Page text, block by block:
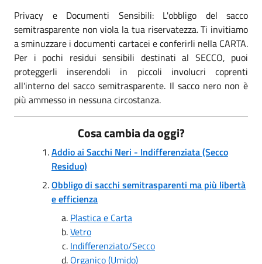
Privacy e Documenti Sensibili: L'obbligo del sacco
semitrasparente non viola la tua riservatezza. Ti invitiamo
a sminuzzare i documenti cartacei e conferirli nella CARTA.
Per i pochi residui sensibili destinati al SECCO, puoi
proteggerli inserendoli in piccoli involucri coprenti
all'interno del sacco semitrasparente. Il sacco nero non è
più ammesso in nessuna circostanza.
Cosa cambia da oggi?
Addio ai Sacchi Neri - Indifferenziata (Secco
Residuo)
Obbligo di sacchi semitrasparenti ma più libertà
e efficienza
Plastica e Carta
Vetro
Indifferenziato/Secco
Organico (Umido)